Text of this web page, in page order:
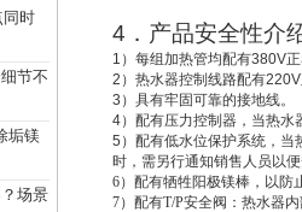
同时
节不
垢镁
场景
4 ． 产品安全性介
1 ）每组加热管均配有380V
2 ）热水器控制线路配有220V
3 ）具有牢固可靠的接地线。
4）配有压力控制器，当热水
5 ）配有低水位保护系统， 当
时，需另行通知销售人员以
6）配有牺牲阳极镁棒，以防
7）配有T/P安全阀：热水器